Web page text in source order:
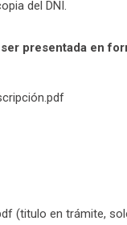
del DNI.
presentada en
(titulo en trámite,